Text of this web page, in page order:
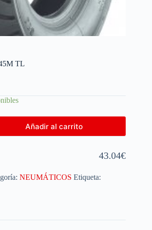
TL
Añadir al carrito
43.04€
NEUMÁTICOS Etiqueta: